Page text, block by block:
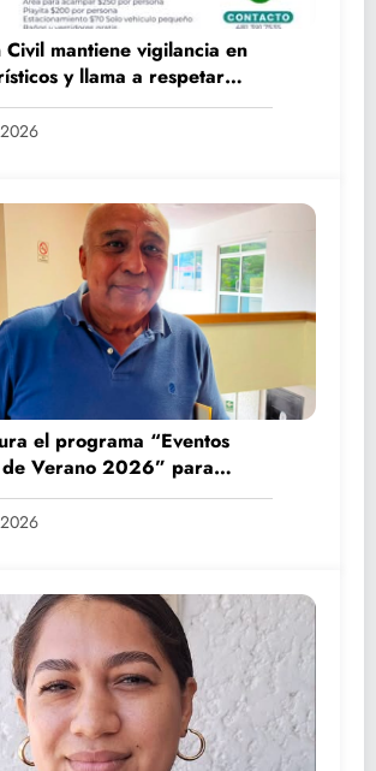
Civil mantiene vigilancia en
y llama a respetar
seguridad
el programa “Eventos
Verano 2026” para
turismo y la convivencia